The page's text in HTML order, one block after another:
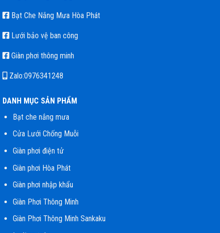
Bạt Che Nắng Mưa Hòa Phát
Lưới bảo vệ ban công
Giàn phơi thông minh
Zalo:0976341248
DANH MỤC SẢN PHẨM
Bạt che nắng mưa
Cửa Lưới Chống Muỗi
Giàn phơi điện tử
Giàn phơi Hòa Phát
Giàn phơi nhập khẩu
Giàn Phơi Thông Minh
Giàn Phơi Thông Minh Sankaku